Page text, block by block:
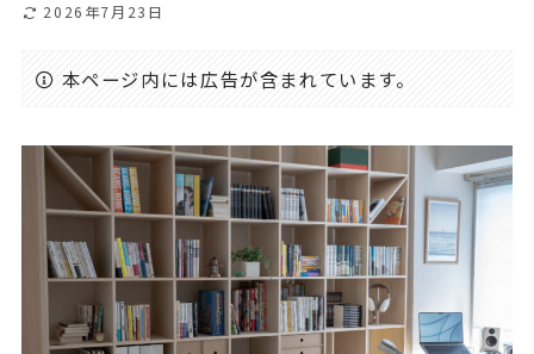
2026年7月23日
本ページ内には広告が含まれています。